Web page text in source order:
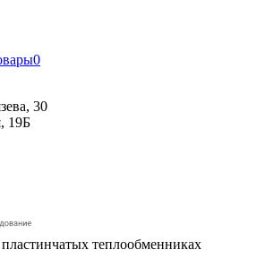
0
30
19Б
теплообменниках